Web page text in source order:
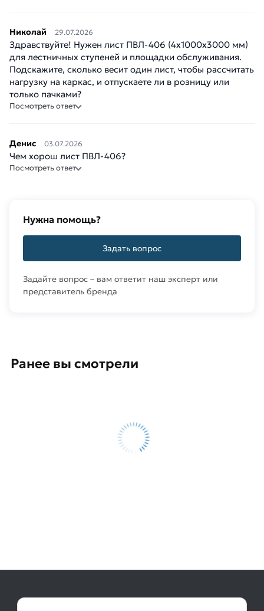
Николай 29.07.2026
Здравствуйте! Нужен лист ПВЛ-406 (4х1000х3000 мм)
для лестничных ступеней и площадки обслуживания.
Подскажите, сколько весит один лист, чтобы рассчитать
нагрузку на каркас, и отпускаете ли в розницу или
только пачками?
Посмотреть ответ
Денис 03.07.2026
Чем хорош лист ПВЛ-406?
Посмотреть ответ
Нужна помощь?
Задать вопрос
Задайте вопрос – вам ответит наш эксперт или
представитель бренда
Ранее вы смотрели